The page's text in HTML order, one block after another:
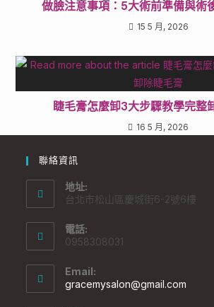
做臉注意事項：5大術前準備與術
15 5 月, 2026
睫毛膏怎麼卸3大步驟教學完整
16 5 月, 2026
聯絡資訊
地址:
台北市松山區慶城街6-2號6樓
電話:
0958308031
Email:
gracemysalon@gmail.com